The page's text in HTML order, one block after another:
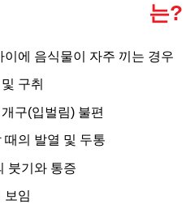
는?
에 음식물이 자주 끼는 경우
구취
구(입벌림) 불편
의 발열 및 두통
붓기와 통증
보임